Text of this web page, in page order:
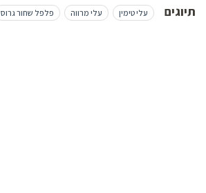
תיוגים עלי טימין עלי מרווה פלפל שחור גרוס